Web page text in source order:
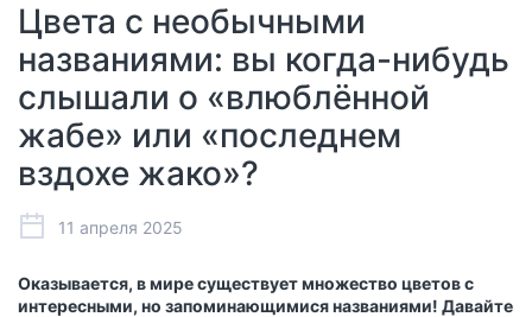
Цвета с необычными
названиями: вы когда-нибудь
слышали о «влюблённой
жабе» или «последнем
вздохе жако»?
11 апреля 2025
Оказывается, в мире существует множество цветов с
интересными, но запоминающимися названиями! Давайте